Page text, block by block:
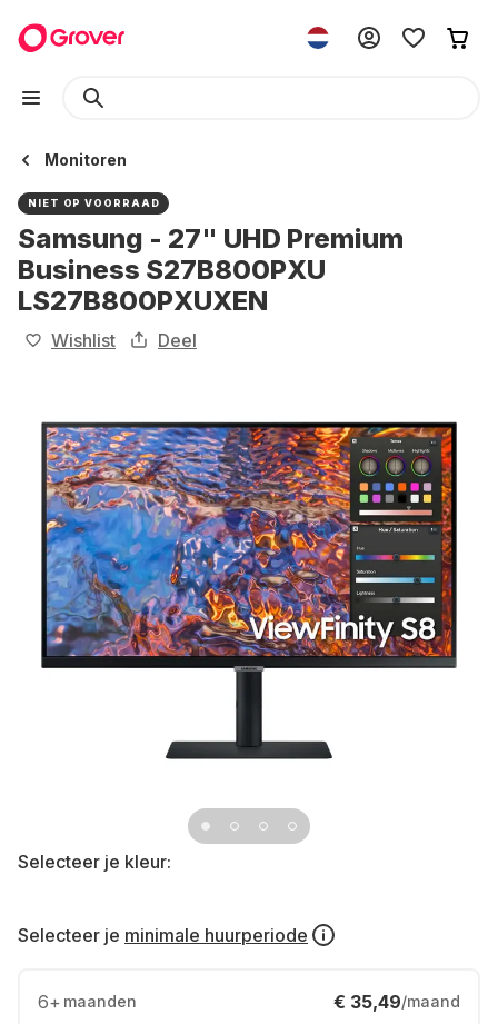
Monitoren
NIET OP VOORRAAD
Samsung - 27" UHD Premium
Business S27B800PXU
LS27B800PXUXEN
Wishlist Deel
Selecteer je kleur:
Selecteer je minimale huurperiode
6+ maanden € 35,49/maand